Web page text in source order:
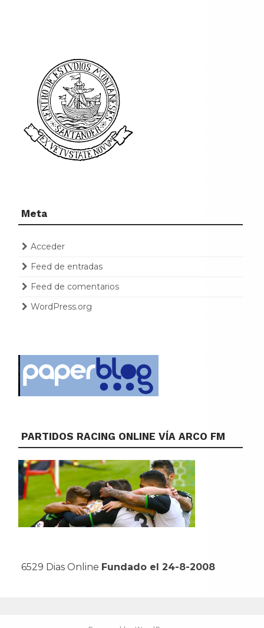
Meta
Acceder
Feed de entradas
Feed de comentarios
WordPress.org
PARTIDOS RACING ONLINE VÍA ARCO FM
6529 Dias Online Fundado el 24-8-2008